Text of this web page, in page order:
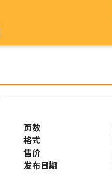
页数
格式
售价
发布日期